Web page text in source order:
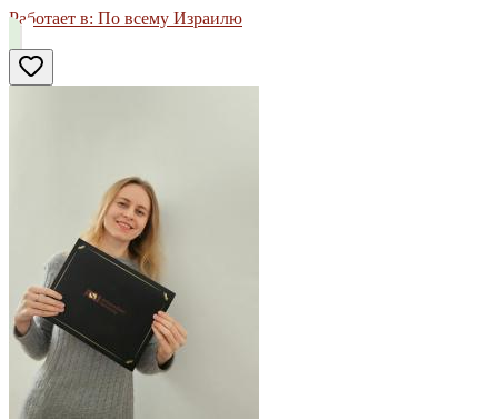
Работает в: По всему Израилю